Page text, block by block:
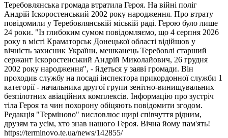
Теребовлянська громада втратила Героя. На війні поліг
Андрій Іскоростенський 2002 року народження. Про втрату
повідомили у Теребовлянській міській раді. Герою було лише
24 роки. "Із глибоким сумом повідомляємо, що 4 серпня 2026
року в місті Краматорськ Донецької області відійшов у
вічність захисник України, мешканець Теребовлі старший
сержант Іскоростенський Андрій Миколайович, 26 грудня
2002 року народження", - йдеться у заяві громади. Він
проходив службу на посаді інспектора прикордонної служби 1
категорії - начальника другої групи зенітно-винищувальних
безпілотних авіаційних комплексів. Інформацію про зустріч
тіла Героя та чин похорону обіцяють повідомити згодом.
Редакція "Терміново" висловлює щирі співчуття рідним,
друзям та усім, хто знав нашого Героя. Вічна йому пам'ять!
https://terminovo.te.ua/news/142855/